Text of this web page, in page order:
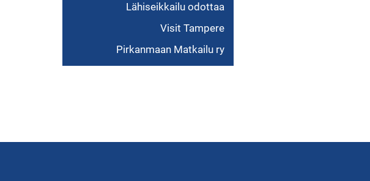
Lähiseikkailu odottaa
Visit Tampere
Pirkanmaan Matkailu ry